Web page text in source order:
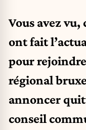
Vous avez
ont fait
pour
régional
annoncer
conseil